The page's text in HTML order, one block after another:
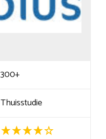
300+
Thuisstudie